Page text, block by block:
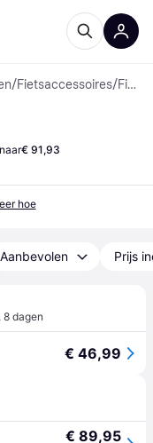
/Fietsaccessoires/ Fietshelmen
naar€ 91,93
hoe
Aanbevolen Prijs
, 8 dagen
€ 46,99
€ 89,95